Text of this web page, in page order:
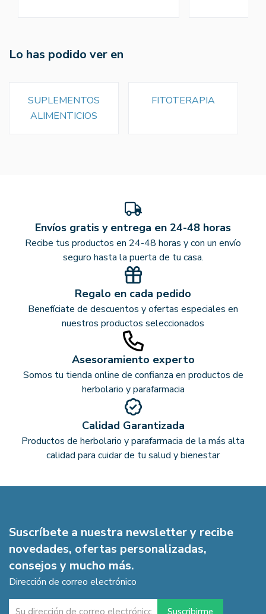
Lo has podido ver en
SUPLEMENTOS
ALIMENTICIOS
FITOTERAPIA
Envíos gratis y entrega en 24-48 horas
Recibe tus productos en 24-48 horas y con un envío
seguro hasta la puerta de tu casa.
Regalo en cada pedido
Benefíciate de descuentos y ofertas especiales en
nuestros productos seleccionados
Asesoramiento experto
Somos tu tienda online de confianza en productos de
herbolario y parafarmacia
Calidad Garantizada
Productos de herbolario y parafarmacia de la más alta
calidad para cuidar de tu salud y bienestar
Suscríbete a nuestra newsletter y recibe
novedades, ofertas personalizadas,
consejos y mucho más.
Dirección de correo electrónico